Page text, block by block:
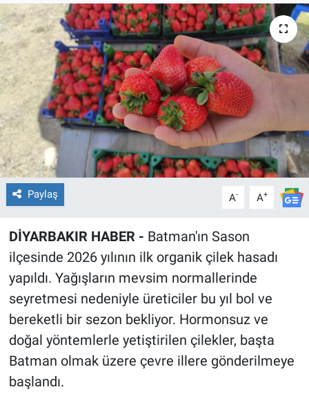
Paylaş A- A+
DİYARBAKIR HABER - Batman'ın Sason
ilçesinde 2026 yılının ilk organik çilek hasadı
yapıldı. Yağışların mevsim normallerinde
seyretmesi nedeniyle üreticiler bu yıl bol ve
bereketli bir sezon bekliyor. Hormonsuz ve
doğal yöntemlerle yetiştirilen çilekler, başta
Batman olmak üzere çevre illere gönderilmeye
başlandı.
EĞİTİM
ÖZEL HABER
POLİTİKA
SAĞLIK
SPOR
TEKNOLOJİ